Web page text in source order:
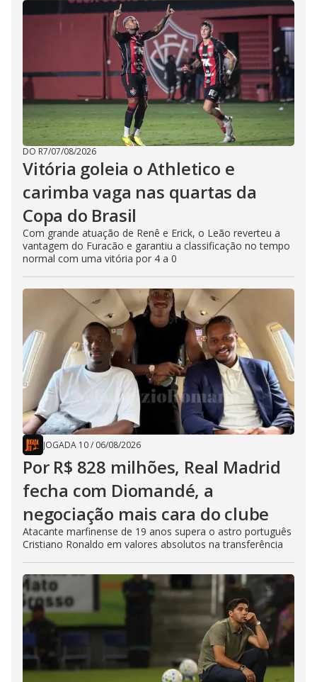
DO R7/07/08/2026
Vitória goleia o Athletico e
carimba vaga nas quartas da
Copa do Brasil
Com grande atuação de Renê e Erick, o Leão reverteu a
vantagem do Furacão e garantiu a classificação no tempo
normal com uma vitória por 4 a 0
JOGADA 10/ 06/08/2026
Por R$ 828 milhões, Real Madrid
fecha com Diomandé, a
negociação mais cara do clube
Atacante marfinense de 19 anos supera o astro português
Cristiano Ronaldo em valores absolutos na transferência